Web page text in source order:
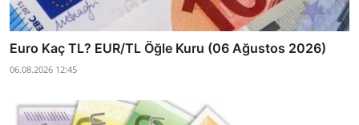
Euro Kaç TL? EUR/TL Öğle Kuru (06 Ağustos 2026)
06.08.2026 12:45